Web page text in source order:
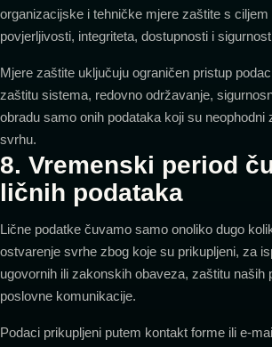
organizacijske i tehničke mjere zaštite s ciljem
povjerljivosti, integriteta, dostupnosti i
Mjere zaštite uključuju ograničen pristup
zaštitu sistema, redovno održavanje,
obradu samo onih podataka koji su neophodni
svrhu.
8. Vremenski period
ličnih podataka
Lične podatke čuvamo samo onoliko dugo
ostvarenje svrhe zbog koje su prikupljeni, za
ugovornih ili zakonskih obaveza, zaštitu naših
poslovne komunikacije.
Podaci prikupljeni putem kontakt forme ili e-